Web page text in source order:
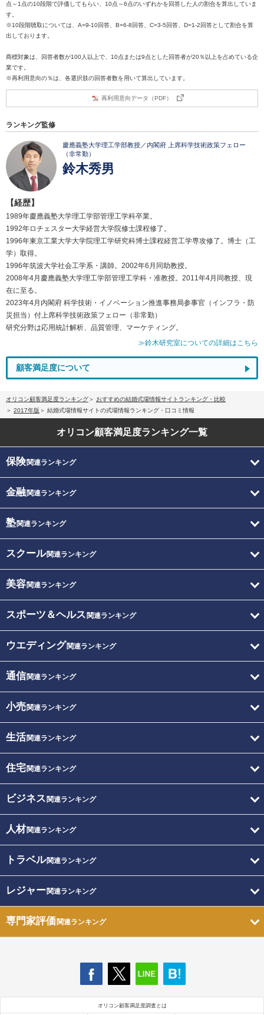
点～1点の10段階で評価してもらい、10点～6点のいずれかを回答した人の割合を算出していま
す。
※10段階聴取については、A=9-10回答、B=6-8回答、C=3-5回答、D=1-2回答として割合を算
出しております。
商標対象は、回答者数が100人以上で、10点または9点とした回答者が20％以上を占めている企
業です。
※再利用意向の％は、各選択肢の回答者数を用いて算出しています。
再利用意向データ（PDF）
ランキング監修
慶應義塾大学理工学部教授／内閣府 上席科学技術政策フェロー
（非常勤）
鈴木秀男
【経歴】
1989年慶應義塾大学理工学部管理工学科卒業。
1992年ロチェスター大学経営大学院修士課程修了。
1996年東京工業大学大学院理工学研究科博士課程経営工学専攻修了。博士（工
学）取得。
1996年筑波大学社会工学系・講師。2002年6月同助教授。
2008年4月慶應義塾大学理工学部管理工学科・准教授。2011年4月同教授、現
在に至る。
2023年4月内閣府 科学技術・イノベーション推進事務局参事官（インフラ・防
災担当）付上席科学技術政策フェロー（非常勤）
研究分野は応用統計解析、品質管理、マーケティング。
≫鈴木研究室についての詳細はこちら
顧客満足度について
オリコン顧客満足度ランキング
おすすめの結婚式場情報サイトランキング・比較
2017年版
結婚式場情報サイトの式場情報ランキング・口コミ情報
オリコン顧客満足度ランキング一覧
保険関連ランキング
金融関連ランキング
塾関連ランキング
スクール関連ランキング
美容関連ランキング
スポーツ＆ヘルス 関連ランキング
ウエディング関連ランキング
通信関連ランキング
小売関連ランキング
生活関連ランキング
住宅関連ランキング
ビジネス 関連ランキング
人材関連ランキング
トラベル関連ランキング
レジャー関連ランキング
専門家評価関連ランキング
オリコン顧客満足度調査とは